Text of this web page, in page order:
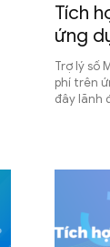
Tích
ứng
Trợ lý số
phí trên
đây lãnh